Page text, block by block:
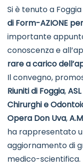
per
le
Si è tenuto a
di Form-AZIONE
importante
conoscenza e
rare a carico
Il convegno,
Riuniti di Foggia,
Chirurghi e
Opera Don Uva,
ha rappresentato
aggiornamento di
medico-scientifica.